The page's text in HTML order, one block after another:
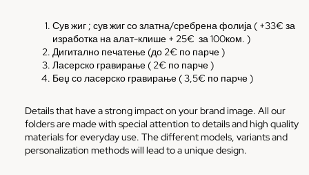
Сув жиг ; сув жиг со златна/сребрена фолија ( +33€ за
изработка на алат-клише + 25€ за 100ком. )
Дигитално печатење (до 2€ по парче )
Ласерско гравирање ( 2€ по парче )
Беџ со ласерско гравирање ( 3,5€ по парче )
Details that have a strong impact on your brand image. All our
foldersare made with special attention to details and high quality
materials for everyday use. The different models, variants and
personalization methods will lead to a unique design.